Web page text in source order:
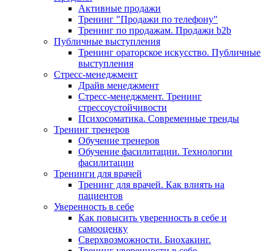
Активные продажи
Тренинг "Продажи по телефону"
Тренинг по продажам. Продажи b2b
Публичные выступления
Тренинг ораторское искусство. Публичные
выступления
Стресс-менеджмент
Драйв менеджмент
Стресс-менеджмент. Тренинг
стрессоустойчивости
Психосоматика. Современные тренды
Тренинг тренеров
Обучение тренеров
Обучение фасилитации. Технологии
фасилитации
Тренинги для врачей
Тренинг для врачей. Как влиять на
пациентов
Уверенность в себе
Как повысить уверенность в себе и
самооценку
Сверхвозможности. Биохакинг.